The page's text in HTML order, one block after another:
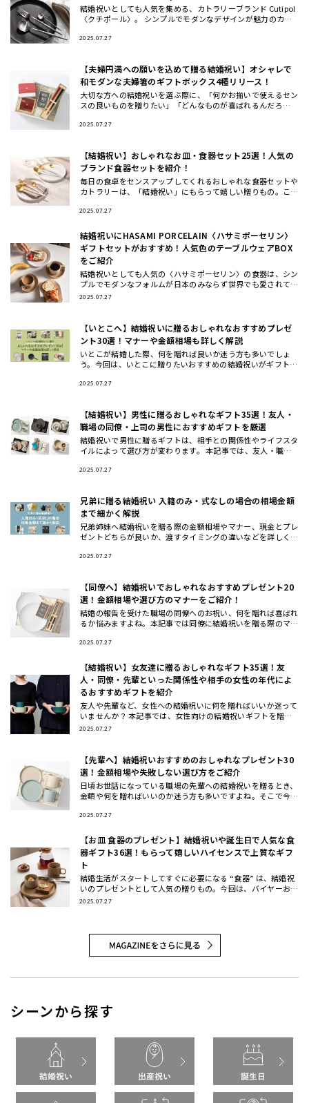
結婚祝いとしても人気を集める、カトラリーブランド Cutipol
〈クチポール〉。 シンプルでモダンなデザインが魅力のカト
話
2025.07.27
【夫婦円満への願いを込めて贈る結婚祝い】オシャレで
和モダンな夫婦箸のギフトボックス4種リリース！
大切な方への結婚祝いを選ぶ際に、「何かお揃いで使えるセン
スの良いものを贈りたい」「どんなものが喜ばれるんだろ
OP
2025.07.27
【結婚祝い】おしゃれなお皿・食器セット25選！人気の
ブランド食器セットを紹介！
毎日の食卓をセンスアップしてくれるおしゃれな食器セットや
カトラリーは、「結婚祝い」にもらって嬉しい贈りもの。ここ
って嬉しいテ
2025.07.27
結婚祝いにHASAMI PORCELAIN〈ハサミポーセリン〉
ギフトセットがおすすめ！人気色のテーブルウェアBOX
をご紹介
結婚祝いとしても人気の〈ハサミポーセリン〉の食器は、シン
プルでモダンなフォルムが日本のみならず世界でも愛されてお
り今、注目のテーブルウェアブランド。今回は、波佐見焼の伝
2025.07.27
【いとこへ】結婚祝いに贈るおしゃれなおすすめプレゼ
ント30選！マナーや金額相場も詳しく解説
いとこが結婚した際、何を贈れば良いか迷う方も多いでしょ
う。今回は、いとこに贈りたいおすすめの結婚祝いがギフトの
す。おしゃれで洗
2025.07.27
【結婚祝い】男性に贈るおしゃれなギフト35選！友人・
職場の同僚・上司の男性におすすめギフトを厳選
結婚祝いで男性に贈るギフトは、相手との関係性やライフスタ
イルによって選び方が変わります。 本記事では、友人・職場
代・30代・4
2025.07.27
兄弟に贈る結婚祝い 入籍のみ・式なしの場合の相場金額
まで細かく解説
兄弟姉妹へ結婚祝いを贈る際の金額相場やマナー、現金とプレ
ゼントどちらが良いか、渡すタイミングの違いなどを詳しく解
いギフトの選
2025.07.27
【同僚へ】結婚祝いでおしゃれなおすすめプレゼント20
選！金額相場や選び方のマナーをご紹介！
結婚の報告を受けた職場の同僚へのお祝い、何を贈れば喜ばれ
るか悩みますよね。本記事では同僚に結婚祝いを贈る際のマナ
ゼント20選
2025.07.27
【結婚祝い】女友達に贈るおしゃれなギフト35選！友
人・同僚・先輩といった関係性や相手の女性の年代によ
るおすすめギフトを紹介
友人や先輩など、女性への結婚祝いに何を贈ればいいか迷って
いませんか？ 本記事では、女性向けの結婚祝いギフトを贈る
相手別（女友達・同僚・先輩/上司・後輩/部下）と、年代別
2025.07.27
【先輩へ】結婚祝いおすすめのおしゃれなプレゼント30
選！金額相場や失敗しない選び方をご紹介
日頃お世話になっている職場の先輩への結婚祝いを贈るとき、
金額や何を贈ればいいのか迷う方も多いですよね。そこで今回
などのマナー
2025.07.27
【お皿 食器のプレゼント】結婚祝いや誕生日で人気な食
器ギフト36選！もらって嬉しいハイセンスで上質なギフ
ト
結婚生活がスタートしてすぐに必要になる “食器” は、結婚祝
いのプレゼントとして人気の贈りもの。今回は、バイヤーおす
すめの食器ギフトをご紹介します。大切な方に喜んでもらえる
2025.07.27
シーンから探す